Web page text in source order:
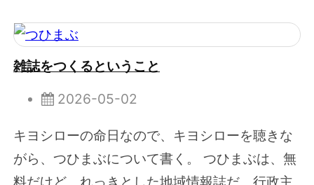
雑誌をつくるということ
2026-05-02
キヨシローの命日なので、キヨシローを聴きな
がら、つひまぶについて書く。 つひまぶは、無
料だけど、れっきとした地域情報誌だ。行政主